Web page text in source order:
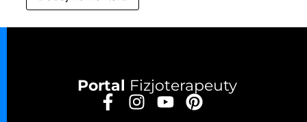
Portal Fizjoterapeuty